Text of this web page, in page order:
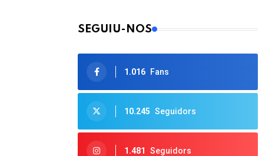
SEGUIU-NOS
1.016 Fans
10.245 Seguidors
1.481 Seguidors